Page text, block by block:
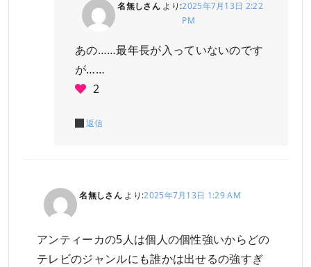
名無しさん より:2025年7月13日 2:22
PM
あの……最年長が入っていないのです
が……
2
返信
名無しさん より:2025年7月13日 1:29 AM
アンティーカの5人は個人の個性強いからどの
テレビのジャンルにも誰かは出せるの強すぎ